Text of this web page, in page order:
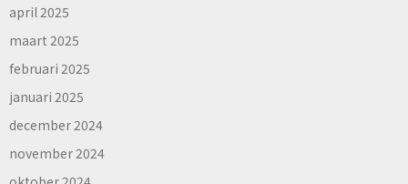
april 2025
maart 2025
februari 2025
januari 2025
december 2024
november 2024